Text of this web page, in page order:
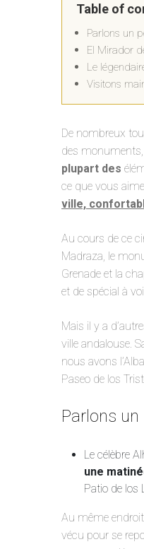
Table of
Parlons un
El Mirador
Le
Visitons
De nombreux
des
plupart des
ce que vous
ville,
Au cours de ce
Madraza, le
Grenade et la
et de spécial à
Mais il y a
ville andalouse.
nous avons
Paseo de los
Parlons un
Le célèbre
une
Patio de los
Au même endroit
vécu pour se